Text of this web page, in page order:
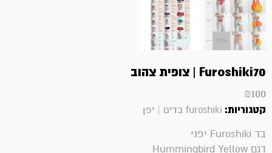
Furoshiki70 | צופית צהוב
₪100
קטגוריות: furoshiki בדים | יפן
בד Furoshiki יפני
דגם Hummingbird Yellow